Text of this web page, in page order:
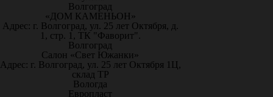
Волгоград
«ДОМ КАМЕНЬОН»
Адрес: г. Волгоград, ул. 25 лет Октября, д.
1, стр. 1, ТК "Фаворит".
Волгоград
Салон «Свет Южанки»
Адрес: г. Волгоград, ул. 25 лет Октября 1Ц,
склад ТР
Вологда
Европласт